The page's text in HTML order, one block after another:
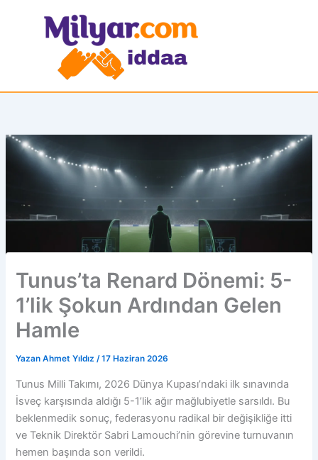
Tunus’ta Renard Dönemi: 5-
1’lik Şokun Ardından Gelen
Hamle
Yazan Ahmet Yıldız/17 Haziran 2026
Tunus Milli Takımı, 2026 Dünya Kupası’ndaki ilk sınavında
İsveç karşısında aldığı 5-1’lik ağır mağlubiyetle sarsıldı. Bu
beklenmedik sonuç, federasyonu radikal bir değişikliğe itti
ve Teknik Direktör Sabri Lamouchi’nin görevine turnuvanın
hemen başında son verildi.